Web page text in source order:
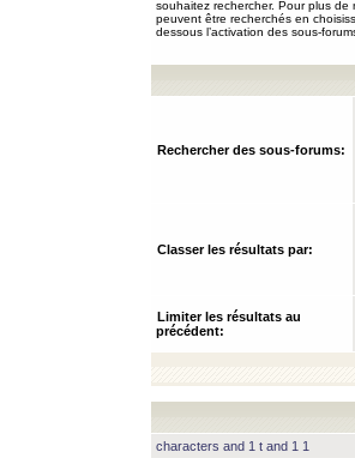
souhaitez rechercher. Pour plus de
peuvent être recherchés en
dessous l’activation des sous-
Rechercher des sous-forums:
Classer les résultats par:
Limiter les résultats au
précédent:
characters and 1 t and 1 1